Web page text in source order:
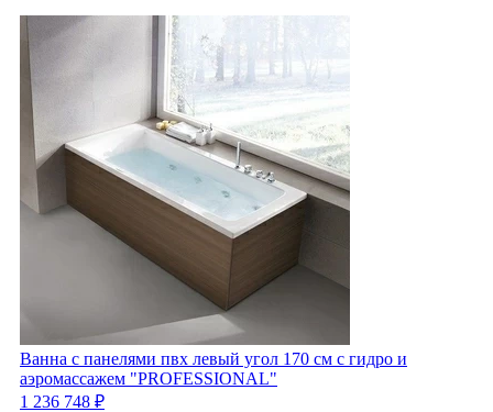
Ванна с панелями пвх левый угол 170 см с гидро и
аэромассажем "PROFESSIONAL"
1 236 748 ₽